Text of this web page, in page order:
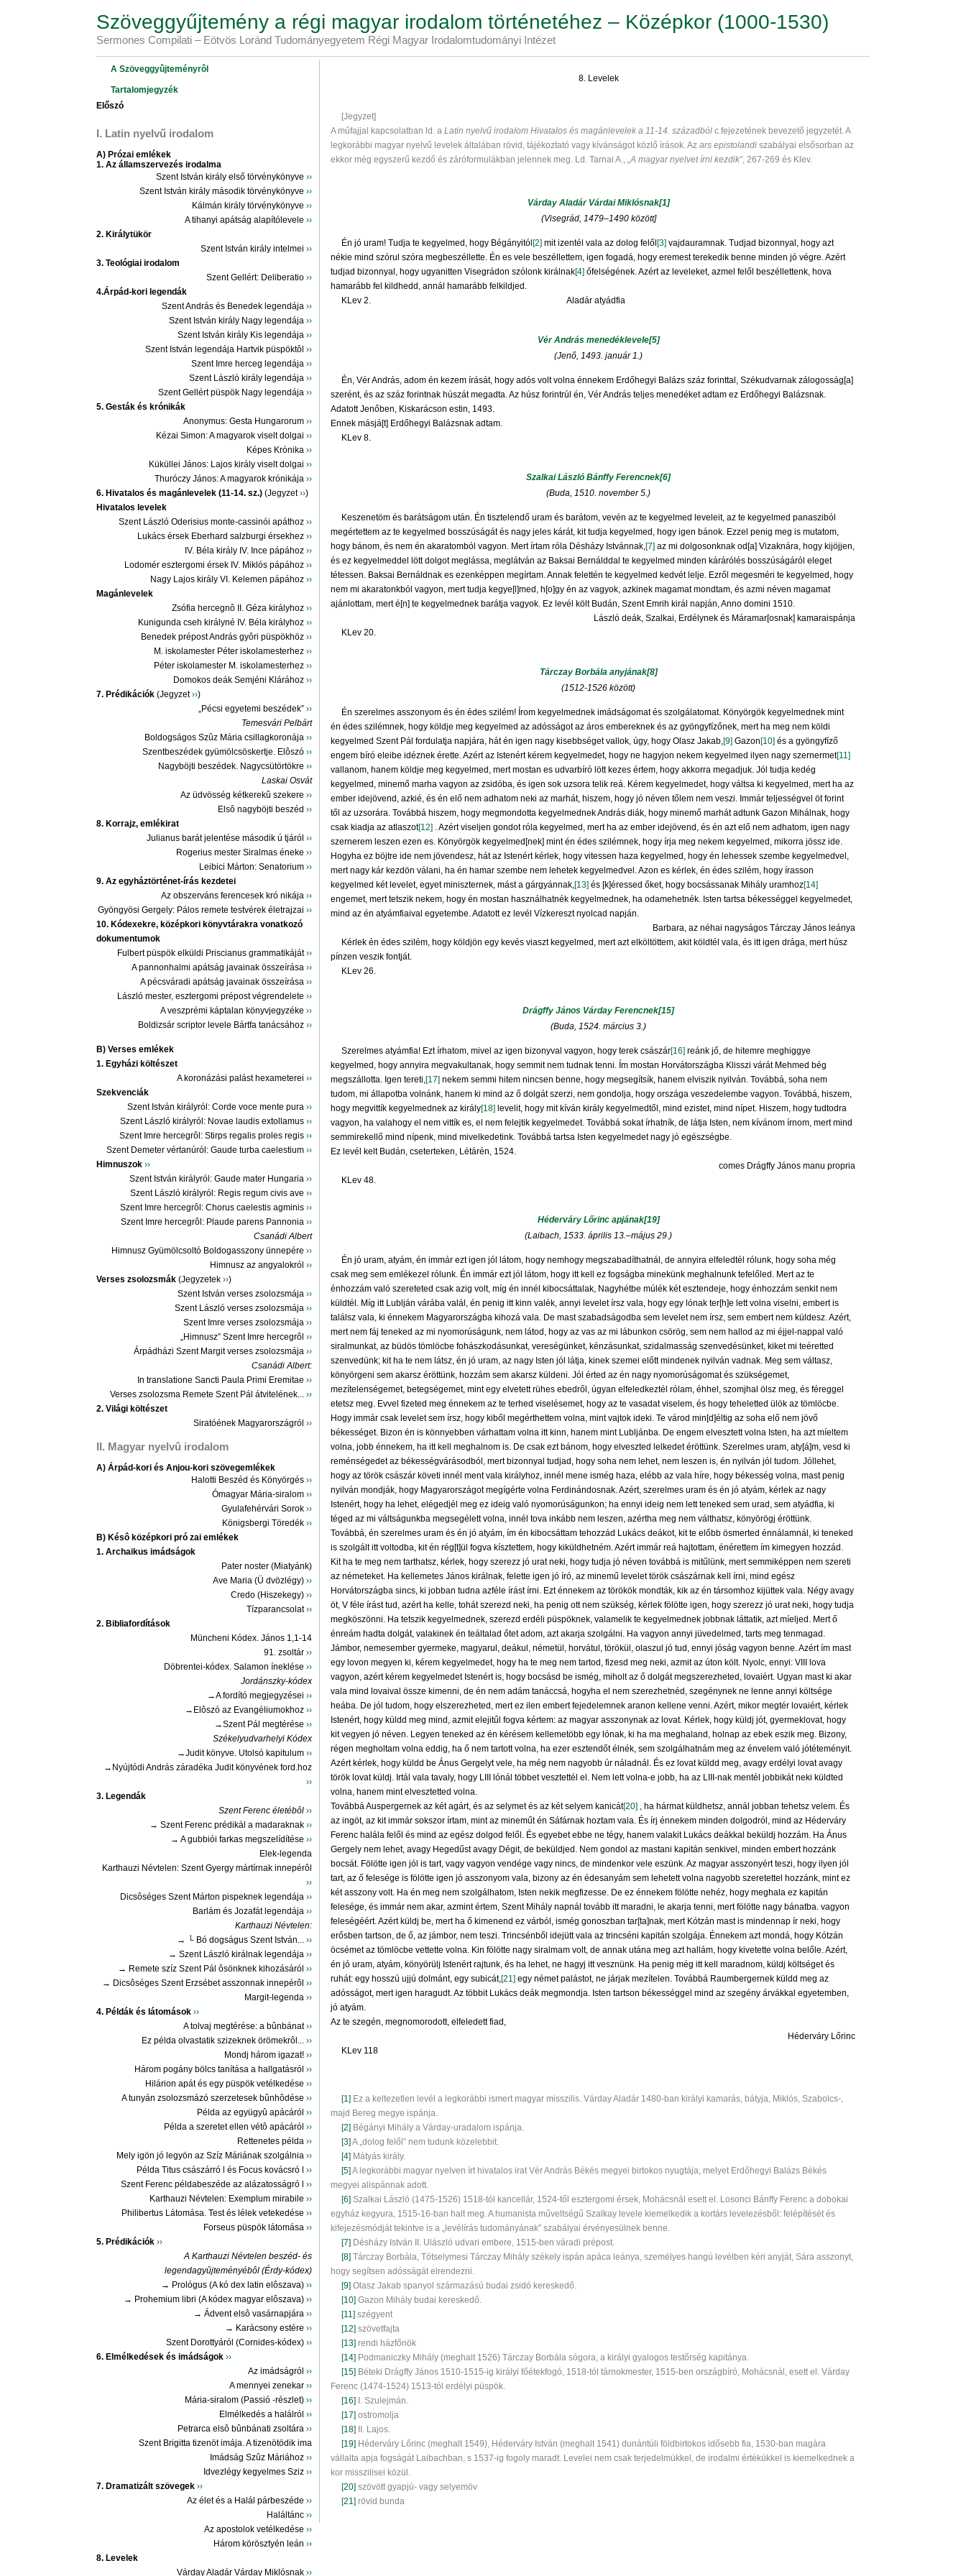
Szöveggyűjtemény a régi magyar irodalom történetéhez – Középkor (1000-1530)
Sermones Compilati – Eötvös Loránd Tudományegyetem Régi Magyar Irodalomtudományi Intézet
A Szöveggyûjteményrôl
Tartalomjegyzék
Előszó
I. Latin nyelvű irodalom
A) Prózai emlékek
1. Az államszervezés irodalma
Szent István király első törvénykönyve››
Szent István király második törvénykönyve››
Kálmán király törvénykönyve››
A tihanyi apátság alapítólevele››
2. Királytükör
Szent István király intelmei››
3. Teológiai irodalom
Szent Gellért: Deliberatio››
4.Árpád-kori legendák
Szent András és Benedek legendája››
Szent István király Nagy legendája››
Szent István király Kis legendája››
Szent István legendája Hartvik püspöktôl››
Szent Imre herceg legendája››
Szent László király legendája››
Szent Gellért püspök Nagy legendája››
5. Gesták és krónikák
Anonymus: Gesta Hungarorum››
Kézai Simon: A magyarok viselt dolgai››
Képes Krónika››
Küküllei János: Lajos király viselt dolgai››
Thuróczy János: A magyarok krónikája››
6. Hivatalos és magánlevelek (11-14. sz.) (Jegyzet››)
Hivatalos levelek
Szent László Oderisius monte-cassinói apáthoz››
Lukács érsek Eberhard salzburgi érsekhez››
IV. Béla király IV. Ince pápához››
Lodomér esztergomi érsek IV. Miklós pápához››
Nagy Lajos király VI. Kelemen pápához››
Magánlevelek
Zsófia hercegnô II. Géza királyhoz››
Kunigunda cseh királyné IV. Béla királyhoz››
Benedek prépost András gyôri püspökhöz››
M. iskolamester Péter iskolamesterhez››
Péter iskolamester M. iskolamesterhez››
Domokos deák Semjéni Klárához››
7. Prédikációk(Jegyzet››)
„Pécsi egyetemi beszédek”››
Temesvári Pelbárt
Boldogságos Szûz Mária csillagkoronája››
Szentbeszédek gyümölcsöskertje. Elôszó››
Nagyböjti beszédek. Nagycsütörtökre››
Laskai Osvát
Az üdvösség kétkerekû szekere››
Elsô nagyböjti beszéd››
8. Korrajz, emlékirat
Julianus barát jelentése második ú tjáról››
Rogerius mester Siralmas éneke››
Leibici Márton: Senatorium››
9. Az egyháztörténet-írás kezdetei
Az obszerváns ferencesek kró nikája››
Gyöngyösi Gergely: Pálos remete testvérek életrajzai››
10. Kódexekre, középkori könyvtárakra vonatkozó
dokumentumok
Fulbert püspök elküldi Priscianus grammatikáját››
A pannonhalmi apátság javainak összeírása››
A pécsváradi apátság javainak összeírása››
László mester, esztergomi prépost végrendelete››
A veszprémi káptalan könyvjegyzéke››
Boldizsár scriptor levele Bártfa tanácsához››
B) Verses emlékek
1. Egyházi költészet
A koronázási palást hexameterei››
Szekvenciák
Szent István királyról: Corde voce mente pura››
Szent László királyról: Novae laudis extollamus››
Szent Imre hercegrôl: Stirps regalis proles regis››
Szent Demeter vértanúról: Gaude turba caelestium››
Himnuszok››
Szent István királyról: Gaude mater Hungaria››
Szent László királyról: Regis regum civis ave››
Szent Imre hercegrôl: Chorus caelestis agminis››
Szent Imre hercegrôl: Plaude parens Pannonia››
Csanádi Albert
Himnusz Gyümölcsoltó Boldogasszony ünnepére››
Himnusz az angyalokról››
Verses zsolozsmák(Jegyzetek››)
Szent István verses zsolozsmája››
Szent László verses zsolozsmája››
Szent Imre verses zsolozsmája››
„Himnusz” Szent Imre hercegrôl››
Árpádházi Szent Margit verses zsolozsmája››
Csanádi Albert:
In translatione Sancti Paula Primi Eremitae››
Verses zsolozsma Remete Szent Pál átvitelének...››
2. Világi költészet
Siratóének Magyarországról››
II. Magyar nyelvû irodalom
A) Árpád-kori és Anjou-kori szövegemlékek
Halotti Beszéd és Könyörgés››
Ómagyar Mária-siralom››
Gyulafehérvári Sorok››
Königsbergi Töredék››
B) Késô középkori pró zai emlékek
1. Archaikus imádságok
Pater noster (Miatyánk)
Ave Maria (Ü dvözlégy)››
Credo (Hiszekegy)››
Tízparancsolat››
2. Bibliafordítások
Müncheni Kódex. János 1,1-14
91. zsoltár››
Döbrentei-kódex. Salamon íneklése››
Jordánszky-kódex
→A fordító megjegyzései››
→Elôszó az Evangéliumokhoz››
→Szent Pál megtérése››
Székelyudvarhelyi Kódex
→Judit könyve. Utolsó kapitulum››
→Nyújtódi András záradéka Judit könyvének ford.hoz
››
3. Legendák
Szent Ferenc életébôl››
→ Szent Ferenc prédikál a madaraknak››
→ A gubbiói farkas megszelídítése››
Elek-legenda
Karthauzi Névtelen: Szent Gyergy mártírnak innepérôl
››
Dicsôséges Szent Márton pispeknek legendája››
Barlám és Jozafát legendája››
Karthauzi Névtelen:
→ └ Bó dogságus Szent István...››
→ Szent László királnak legendája››
→ Remete szíz Szent Pál ôsönknek kihozásáról››
→ Dicsôséges Szent Erzsébet asszonnak innepérôl››
Margit-legenda››
4. Példák és látomások››
A tolvaj megtérése: a bûnbánat››
Ez példa olvastatik szizeknek örömekrôl...››
Mondj három igazat!››
Három pogány bölcs tanítása a hallgatásról››
Hilárion apát és egy püspök vetélkedése››
A tunyán zsolozsmázó szerzetesek bûnhôdése››
Példa az együgyû apácáról››
Példa a szeretet ellen vétô apácáról››
Rettenetes példa››
Mely igön jó legyön az Szíz Máriának szolgálnia››
Példa Titus császárró l és Focus kovácsró l››
Szent Ferenc példabeszéde az alázatosságró l››
Karthauzi Névtelen: Exemplum mirabile››
Philibertus Látomása. Test és lélek vetekedése››
Forseus püspök látomása››
5. Prédikációk››
A Karthauzi Névtelen beszéd- és
legendagyûjteményébôl (Érdy-kódex)
→ Prológus (A kó dex latin elôszava)››
→ Prohemium libri (A kódex magyar elôszava)››
→ Ádvent elsô vasárnapjára››
→ Karácsony estére››
Szent Dorottyáról (Cornides-kódex)››
6. Elmélkedések és imádságok››
Az imádságról››
A mennyei zenekar››
Mária-siralom (Passió -részlet)››
Elmélkedés a halálról››
Petrarca elsô bûnbánati zsoltára››
Szent Brigitta tizenöt imája. A tizenötödik ima
Imádság Szûz Máriához››
Idvezlégy kegyelmes Sziz››
7. Dramatizált szövegek››
Az élet és a Halál párbeszéde››
Haláltánc››
Az apostolok vetélkedése››
Három körösztyén leán››
8. Levelek
Várday Aladár Várday Miklósnak››
8. Levelek
[Jegyzet]
A műfajjal kapcsolatban ld. aLatin nyelvű irodalom Hivatalos és magánlevelek a 11-14. századbólc.fejezetének bevezető jegyzetét. A
legkorábbi magyar nyelvű levelek általában rövid, tájékoztató vagy kívánságot közlő írások. Azarsepistolandiszabályai elsősorban az
ekkor még egyszerű kezdő és záróformulákban jelennek meg. Ld. Tarnai A.,„A magyar nyelvet írni kezdik”, 267-269 és Klev.
Várday Aladár Várdai Miklósnak[1]
(Visegrád, 1479–1490 között]
Én jó uram! Tudja te kegyelmed, hogy Bégányitól [2]mit izentél vala az dolog felől [3]vajdauramnak. Tudjad bizonnyal, hogy azt
nékie mind szórul szóra megbeszéllette. Én es vele beszéllettem, igen fogadá, hogy eremest terekedik benne minden jó végre. Azért
tudjad bizonnyal, hogy ugyanitten Visegrádon szólonk királnak[4]őfelségének. Azért az leveleket, azmel felől beszéllettenk, hova
hamarább fel kildhedd, annál hamarább felkildjed.
KLev 2. Aladár atyádfia
Vér András menedéklevele[5]
(Jenő, 1493. január 1.)
Én, Vér András, adom én kezem írását, hogy adós volt volna énnekem Erdőhegyi Balázs száz forinttal, Székudvarnak zálogosság[a]
szerént, és az száz forintnak húszát megadta. Az húsz forintrúl én, Vér András teljes menedéket adtam ez Erdőhegyi Balázsnak.
Adatott Jenőben, Kiskarácson estin, 1493.
Ennek másjá[t] Erdőhegyi Balázsnak adtam.
KLev 8.
Szalkai László Bánffy Ferencnek[6]
(Buda, 1510. november 5.)
Keszenetöm és barátságom után. Én tisztelendő uram és barátom, vevén az te kegyelmed leveleit, az te kegyelmed panasziból
megértettem az te kegyelmed bosszúságát és nagy jeles kárát, kit tudja kegyelmed, hogy igen bánok. Ezzel penig meg is mutatom,
hogy bánom, és nem én akaratomból vagyon. Mert írtam róla Désházy Istvánnak,[7]az mi dolgosonknak od[a] Vizaknára, hogy kijöjjen,
és ez kegyelmeddel lött dolgot meglássa, meglátván az Baksai Bernálddal te kegyelmed minden kárárólés bosszúságáról eleget
tétessen. Baksai Bernáldnak es ezenképpen megírtam. Annak felettén te kegyelmed kedvét lelje. Ezről megesméri te kegyelmed, hogy
nem mi akaratonkból vagyon, mert tudja kegye[l]med, h[o]gy én az vagyok, azkinek magamat mondtam, és azmi néven magamat
ajánlottam, mert é[n] te kegyelmednek barátja vagyok. Ez levél költ Budán, Szent Emrih királ napján, Anno domini 1510.
László deák, Szalkai, Erdélynek és Máramar[osnak] kamaraispánja
KLev 20.
Tárczay Borbála anyjának[8]
(1512-1526 között)
Én szerelmes asszonyom és én édes szilém! Írom kegyelmednek imádságomat és szolgálatomat. Könyörgök kegyelmednek mint
én édes szilémnek, hogy köldje meg kegyelmed az adósságot az áros embereknek és az gyöngyfízőnek, mert ha meg nem köldi
kegyelmed Szent Pál fordulatja napjára, hát én igen nagy kisebbséget vallok, úgy, hogy Olasz Jakab,[9]Gazon[10]és a gyöngyfíző
engem bíró eleibe idéznek érette. Azért az Istenért kérem kegyelmedet, hogy ne hagyjon nekem kegyelmed ilyen nagy szernermet[11]
vallanom, hanem köldje meg kegyelmed, mert mostan es udvarbíró lött kezes értem, hogy akkorra megadjuk. Jól tudja kedég
kegyelmed, minemő marha vagyon az zsidóba, és igen sok uzsora telik reá. Kérem kegyelmedet, hogy váltsa ki kegyelmed, mert ha az
ember idejövend, azkié, és én elő nem adhatom neki az marhát, hiszem, hogy jó néven tőlem nem veszi. Immár teljességvel öt forint
től az uzsorára. Továbbá hiszem, hogy megmondotta kegyelmednek András diák, hogy minemő marhát adtunk Gazon Mihálnak, hogy
csak kiadja az atlaszot[12] . Azért viseljen gondot róla kegyelmed, mert ha az ember idejövend, és én azt elő nem adhatom, igen nagy
szernerem leszen ezen es. Könyörgök kegyelmed[nek] mint én édes szilémnek, hogy írja meg nekem kegyelmed, mikorra jössz ide.
Hogyha ez böjtre ide nem jövendesz, hát az Istenért kérlek, hogy vitessen haza kegyelmed, hogy én lehessek szembe kegyelmedvel,
mert nagy kár kezdön válani, ha én hamar szembe nem lehetek kegyelmedvel. Azon es kérlek, én édes szilém, hogy írasson
kegyelmed két levelet, egyet miniszternek, mást a gárgyánnak,[13]és [k]éressed őket, hogy bocsássanak Mihály uramhoz[14]
engemet, mert tetszik nekem, hogy én mostan használhatnék kegyelmednek, ha odamehetnék. Isten tartsa békességgel kegyelmedet,
mind az én atyámfiaival egyetembe. Adatott ez levél Vízkereszt nyolcad napján.
Barbara, az néhai nagyságos Tárczay János leánya
Kérlek én édes szilém, hogy köldjön egy kevés viaszt kegyelmed, mert azt elköltöttem, akit köldtél vala, és itt igen drága, mert húsz
pínzen veszik fontját.
KLev 26.
Drágffy János Várday Ferencnek[15]
(Buda, 1524. március 3.)
Szerelmes atyámfia! Ezt írhatom, mivel az igen bizonyval vagyon, hogy terek császár[16]reánk jő, de hitemre meghiggye
kegyelmed, hogy annyira megvakultanak, hogy semmit nem tudnak tenni. Ím mostan Horvátországba Klisszi várát Mehmed bég
megszállotta. Igen tereti,[17]nekem semmi hitem nincsen benne, hogy megsegítsík, hanem elviszik nyilván. Továbbá, soha nem
tudom, mi állapotba volnánk, hanem ki mind az ő dolgát szerzi, nem gondolja, hogy országa veszedelembe vagyon. Továbbá, hiszem,
hogy megvittík kegyelmednek az király[18] levelit, hogy mit kíván király kegyelmedtől, mind ezistet, mind nípet. Hiszem, hogy tudtodra
vagyon, ha valahogy el nem vittík es, el nem felejtik kegyelmedet. Továbbá sokat írhatník, de látja Isten, nem kívánom írnom, mert mind
semmirekellő mind nípenk, mind mivelkedetink. Továbbá tartsa Isten kegyelmedet nagy jó egészségbe.
Ez levél kelt Budán, cseterteken, Létárén, 1524.
comes Drágffy János manu propria
KLev 48.
Héderváry Lőrinc apjának[19]
(Laibach, 1533. április 13.–május 29.)
Én jó uram, atyám, én immár ezt igen jól látom, hogy nemhogy megszabadíthatnál, de annyira elfeledtél rólunk, hogy soha még
csak meg sem emlékezel rólunk. Én immár ezt jól látom, hogy itt kell ez fogságba minekünk meghalnunk tefelőled. Mert az te
énhozzám való szereteted csak azig volt, míg én innél kibocsáttalak, Nagyhétbe múlék két esztendeje, hogy énhozzám senkit nem
küldtél. Míg itt Lublján várába valál, én penig itt kinn valék, annyi levelet írsz vala, hogy egy lónak ter[h]e lett volna viselni, embert is
találsz vala, ki énnekem Magyarországba kihozá vala. De mast szabadságodba sem levelet nem írsz, sem embert nem küldesz. Azért,
mert nem fáj teneked az mi nyomorúságunk, nem látod, hogy az vas az mi lábunkon csörög, sem nem hallod az mi éjjel-nappal való
siralmunkat, az büdös tömlöcbe fohászkodásunkat, vereségünket, kénzásunkat, szidalmasság szenvedésünket, kiket mi teéretted
szenvedünk; kit ha te nem látsz, én jó uram, az nagy Isten jól látja, kinek szemei előtt mindenek nyilván vadnak. Meg sem váltasz,
könyörgeni sem akarsz éröttünk, hozzám sem akarsz küldeni. Jól érted az én nagy nyomorúságomat és szükségemet,
mezítelenségemet, betegségemet, mint egy elvetett rühes ebedről, úgyan elfeledkeztél rólam, éhhel, szomjhal ölsz meg, és féreggel
etetsz meg. Evvel fizeted meg énnekem az te terhed viselésemet, hogy az te vasadat viselem, és hogy teheletted ülök az tömlöcbe.
Hogy immár csak levelet sem írsz, hogy kiből megérthettem volna, mint vajtok ideki. Te várod min[d]éltig az soha elő nem jövő
békességet. Bizon én is könnyebben várhattam volna itt kinn, hanem mint Lubljánba. De engem elvesztett volna Isten, ha azt míeltem
volna, jobb énnekem, ha itt kell meghalnom is. De csak ezt bánom, hogy elveszted lelkedet éröttünk. Szerelmes uram, aty[á]m, vesd ki
reménségedet az békességvárásodból, mert bizonnyal tudjad, hogy soha nem lehet, nem leszen is, én nyilván jól tudom. Jóllehet,
hogy az török császár követi innél ment vala királyhoz, innél mene ismég haza, elébb az vala híre, hogy békesség volna, mast penig
nyilván mondják, hogy Magyarországot megígérte volna Ferdinándosnak. Azért, szerelmes uram és én jó atyám, kérlek az nagy
Istenért, hogy ha lehet, elégedjél meg ez ideig való nyomorúságunkon; ha ennyi ideig nem lett teneked sem urad, sem atyádfia, ki
téged az mi váltságunkba megsegélett volna, innél tova inkább nem leszen, azértha meg nem válthatsz, könyörögj éröttünk.
Továbbá, én szerelmes uram és én jó atyám, ím én kibocsáttam tehozzád Lukács deákot, kit te előbb ösmerted énnálamnál, ki teneked
is szolgált itt voltodba, kit én rég[t]ül fogva kísztettem, hogy kiküldhetném. Azért immár reá hajtottam, énérettem ím kimegyen hozzád.
Kit ha te meg nem tarthatsz, kérlek, hogy szerezz jó urat neki, hogy tudja jó néven továbbá is mitűlünk, mert semmiképpen nem szereti
az németeket. Ha kellemetes János királnak, felette igen jó író, az minemű levelet török császárnak kell írni, mind egész
Horvátországba sincs, ki jobban tudna azféle írást írni. Ezt énnekem az törökök mondták, kik az én társomhoz kijüttek vala. Négy avagy
öt, V féle írást tud, azért ha kelle, tohát szerezd neki, ha penig ott nem szükség, kérlek fölötte igen, hogy szerezz jó urat neki, hogy tudja
megköszönni. Ha tetszik kegyelmednek, szerezd erdéli püspöknek, valamelik te kegyelmednek jobbnak láttatik, azt míeljed. Mert ő
énreám hadta dolgát, valakinek én teáltalad őtet adom, azt akarja szolgálni. Ha vagyon annyi jüvedelmed, tarts meg tenmagad.
Jámbor, nemesember gyermeke, magyarul, deákul, németül, horvátul, törökül, olaszul jó tud, ennyi jóság vagyon benne. Azért ím mast
egy lovon megyen ki, kérem kegyelmedet, hogy ha te meg nem tartod, fizesd meg neki, azmit az úton költ. Nyolc, ennyi: VIII lova
vagyon, azért kérem kegyelmedet Istenért is, hogy bocsásd be ismég, miholt az ő dolgát megszerezheted, lovaiért. Ugyan mast ki akar
vala mind lovaival össze kimenni, de én nem adám tanáccsá, hogyha el nem szerezhetnéd, szegénynek ne lenne annyi költsége
heába. De jól tudom, hogy elszerezheted, mert ez ilen embert fejedelemnek aranon kellene venni. Azért, mikor megtér lovaiért, kérlek
Istenért, hogy küldd meg mind, azmit elejitűl fogva kértem: az magyar asszonynak az lovat. Kérlek, hogy küldj jót, gyermeklovat, hogy
kit vegyen jó néven. Legyen teneked az én kérésem kellemetöbb egy lónak, ki ha ma meghaland, holnap az ebek eszik meg. Bizony,
régen megholtam volna eddig, ha ő nem tartott volna, ha ezer esztendőt élnék, sem szolgálhatnám meg az énvelem való jótéteményit.
Azért kérlek, hogy küldd be Ánus Gergelyt vele, ha még nem nagyobb úr náladnál. És ez lovat küldd meg, avagy erdélyi lovat avagy
török lovat küldj. Irtál vala tavaly, hogy LIII lónál többet vesztettél el. Nem lett volna-e jobb, ha az LIII-nak mentél jobbikát neki küldted
volna, hanem mint elvesztetted volna.
Továbbá Auspergernek az két agárt, és az selymet és az két selyem kanicát[20] , ha hármat küldhetsz, annál jobban tehetsz velem. És
az ingöt, az kit immár sokszor írtam, mint az mineműt én Sáfárnak hoztam vala. És írj énnekem minden dolgodról, mind az Héderváry
Ferenc halála felől és mind az egész dolgod felől. És egyebet ebbe ne tégy, hanem valakit Lukács deákkal beküldj hozzám. Ha Ánus
Gergely nem lehet, avagy Hegedűst avagy Dégit, de beküldjed. Nem gondol az mastani kapitán senkivel, minden embert hozzánk
bocsát. Fölötte igen jól is tart, vagy vagyon vendége vagy nincs, de mindenkor vele eszünk. Az magyar asszonyért teszi, hogy ilyen jól
tart, az ő felesége is fölötte igen jó asszonyom vala, bizony az én édesanyám sem lehetett volna nagyobb szeretettel hozzánk, mint ez
két asszony volt. Ha én meg nem szolgálhatom, Isten nekik megfizesse. De ez énnekem fölötte nehéz, hogy meghala ez kapitán
felesége, és immár nem akar, azmint értem, Szent Mihály napnál tovább itt maradni, le akarja tenni, mert fölötte nagy bánatba. vagyon
feleségéért. Azért küldj be, mert ha ő kimenend ez várból, ismég gonoszban tar[ta]nak, mert Kótzán mast is mindennap ír neki, hogy
erősben tartson, de ő, az jámbor, nem teszi. Trincsénből idejütt vala az trincséni kapitán szolgája. Énnekem azt mondá, hogy Kótzán
öcsémet az tömlöcbe vettette volna. Kin fölötte nagy siralmam volt, de annak utána meg azt hallám, hogy kivetette volna belőle. Azért,
én jó uram, atyám, könyörülj Istenért rajtunk, és ha lehet, ne hagyj itt vesznünk. Ha penig még itt kell maradnom, küldj költséget és
ruhát: egy hosszú ujjú dolmánt, egy subicát,[21]egy német palástot, ne járjak mezítelen. Továbbá Raumbergernek küldd meg az
adósságot, mert igen haragudt. Az többit Lukács deák megmondja. Isten tartson békességgel mind az szegény árvákkal egyetemben,
jó atyám.
Az te szegén, megnomorodott, elfeledett fiad,
Héderváry Lőrinc
KLev 118
[1] Ez a keltezetlen levél a legkorábbi ismert magyar misszilis. Várday Aladár 1480-ban királyi kamarás, bátyja, Miklós, Szabolcs-,
majd Bereg megye ispánja.
[2] Bégányi Mihály a Várday-uradalom ispánja.
[3]A „dolog felől” nem tudunk közelebbit.
[4] Mátyás király.
[5]A legkorábbi magyar nyelven írt hivatalos irat Vér András Békés megyei birtokos nyugtája, melyet Erdőhegyi Balázs Békés
megyei alispánnak adott.
[6]Szalkai László (1475-1526) 1518-tól kancellár, 1524-től esztergomi érsek, Mohácsnál esett el. Losonci Bánffy Ferenc a dobokai
egyház kegyura, 1515-16-ban halt meg. A humanista műveltségű Szalkay levele kiemelkedik a kortárs levelezésből: felépítését és
kifejezésmódját tekintve is a „levélírás tudományának” szabályai érvényesülnek benne.
[7] Désházy István II. Ulászló udvari embere, 1515-ben váradi prépost.
[8]Tárczay Borbála, Tótselymesi Tárczay Mihály székely ispán apáca leánya, személyes hangú levélben kéri anyját, Sára asszonyt,
hogy segítsen adósságát elrendezni.
[9]Olasz Jakab spanyol származású budai zsidó kereskedő.
[10]Gazon Mihály budai kereskedő.
[11]szégyent
[12]szövetfajta
[13]rendi házfőnök
[14] Podmaniczky Mihály (meghalt 1526) Tárczay Borbála sógora, a királyi gyalogos testőrség kapitánya.
[15] Béteki Drágffy János 1510-1515-ig királyi főétekfogó, 1518-tól tárnokmester, 1515-ben országbíró, Mohácsnál, esett el. Várday
Ferenc (1474-1524) 1513-tól erdélyi püspök.
[16] I. Szulejmán.
[17]ostromolja
[18]
II. Lajos.
[19] Héderváry Lőrinc (meghalt 1549), Héderváry István (meghalt 1541) dunántúli földbirtokos idősebb fia, 1530-ban magára
vállalta apja fogságát Laibachban, s 1537-ig fogoly maradt. Levelei nem csak terjedelmükkel, de irodalmi értékükkel is kiemelkednek a
kor misszilisei közül.
[20]szövött gyapjú- vagy selyemöv
[21]rövid bunda